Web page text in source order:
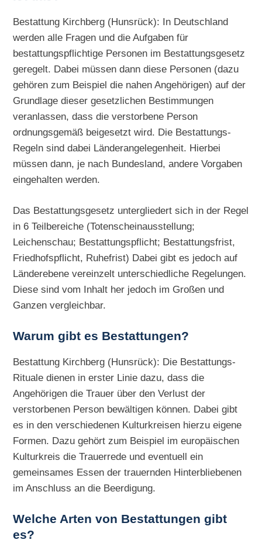
Bestattung Kirchberg (Hunsrück): In Deutschland
werden alle Fragen und die Aufgaben für
bestattungspflichtige Personen im Bestattungsgesetz
geregelt. Dabei müssen dann diese Personen (dazu
gehören zum Beispiel die nahen Angehörigen) auf der
Grundlage dieser gesetzlichen Bestimmungen
veranlassen, dass die verstorbene Person
ordnungsgemäß beigesetzt wird. Die Bestattungs-
Regeln sind dabei Länderangelegenheit. Hierbei
müssen dann, je nach Bundesland, andere Vorgaben
eingehalten werden.
Das Bestattungsgesetz untergliedert sich in der Regel
in 6 Teilbereiche (Totenscheinausstellung;
Leichenschau; Bestattungspflicht; Bestattungsfrist,
Friedhofspflicht, Ruhefrist) Dabei gibt es jedoch auf
Länderebene vereinzelt unterschiedliche Regelungen.
Diese sind vom Inhalt her jedoch im Großen und
Ganzen vergleichbar.
Warum gibt es Bestattungen?
Bestattung Kirchberg (Hunsrück): Die Bestattungs-
Rituale dienen in erster Linie dazu, dass die
Angehörigen die Trauer über den Verlust der
verstorbenen Person bewältigen können. Dabei gibt
es in den verschiedenen Kulturkreisen hierzu eigene
Formen. Dazu gehört zum Beispiel im europäischen
Kulturkreis die Trauerrede und eventuell ein
gemeinsames Essen der trauernden Hinterbliebenen
im Anschluss an die Beerdigung.
Welche Arten von Bestattungen gibt
es?